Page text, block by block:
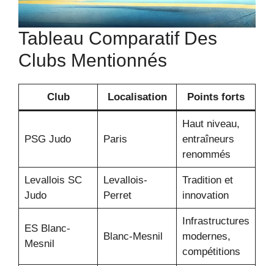
Tableau Comparatif Des
Clubs Mentionnés
Club Localisation Points forts
PSG Judo Paris
Haut niveau,
entraîneurs
renommés
Levallois SC
Judo
Levallois-
Perret
Tradition et
innovation
ES Blanc-
Mesnil
Blanc-Mesnil
Infrastructures
modernes,
compétitions